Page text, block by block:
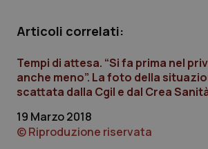
Marche
Molise
Donna & Salute
Epatiti
Articoli correlati:
Tempi di attesa. “Si fa prima nel
anche meno”. La foto della
scattata dalla Cgil e dal Crea
19 Marzo 2018
© Riproduzione riservata